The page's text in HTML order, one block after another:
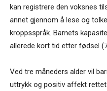
kan registrere den voksnes
annet gjennom å lese og
kroppsspråk. Barnets
allerede kort tid etter fødsel
Ved tre måneders alder vil
uttrykk og positiv affekt